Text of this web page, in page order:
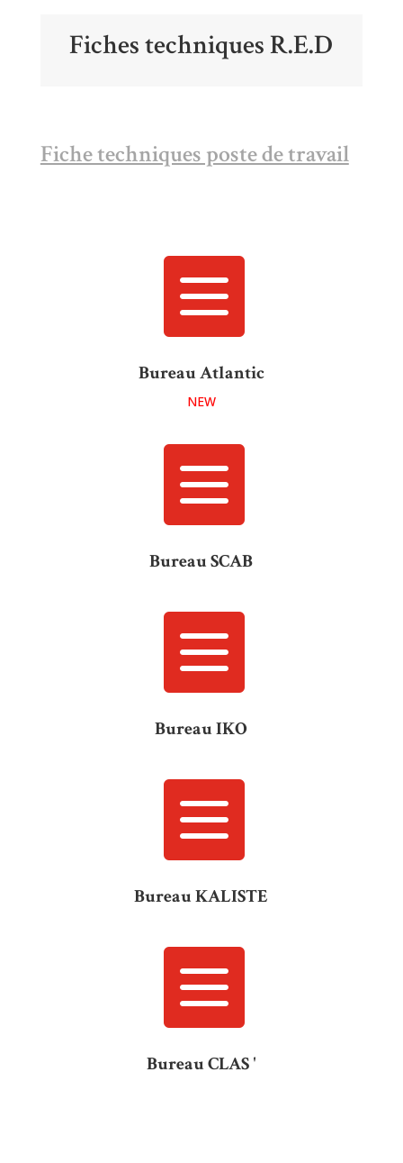
Fiches techniques R.E.D
Fiche techniques poste de travail

Bureau Atlantic
NEW

Bureau SCAB

Bureau IKO

Bureau KALISTE

Bureau CLAS '